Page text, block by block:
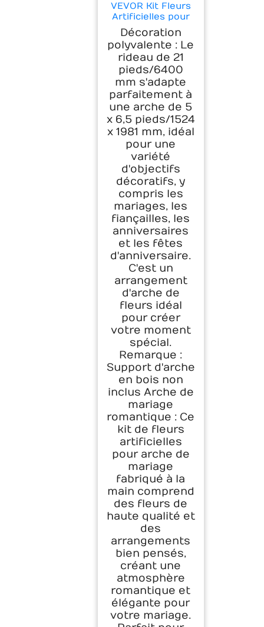
VEVOR Kit Fleurs
Artificielles pour
Arche de Mariage
avec 2 Bouquets
de Fleurs, 1 Rideau
Translucide, pour
Décoration de
Célébrations de
Cérémonie, de
Toile de Fond de
Réception,
Événements,
Blanc
Décoration
polyvalente : Le
rideau de 21
pieds/6400
mm s'adapte
parfaitement à
une arche de 5
x 6,5 pieds/1524
x 1981 mm, idéal
pour une
variété
d'objectifs
décoratifs, y
compris les
mariages, les
fiançailles, les
anniversaires
et les fêtes
d'anniversaire.
C'est un
arrangement
d'arche de
fleurs idéal
pour créer
votre moment
spécial.
Remarque :
Support d'arche
en bois non
inclus Arche de
mariage
romantique : Ce
kit de fleurs
artificielles
pour arche de
mariage
fabriqué à la
main comprend
des fleurs de
haute qualité et
des
arrangements
bien pensés,
créant une
atmosphère
romantique et
élégante pour
votre mariage.